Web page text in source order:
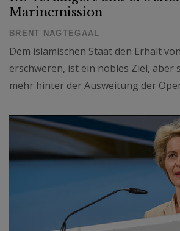
Marinemission
BRENT NAGTEGAAL
Dem islamischen Staat den Erhalt
erschweren, ist ein nobles Ziel, aber
mehr hinter der Ausweitung der